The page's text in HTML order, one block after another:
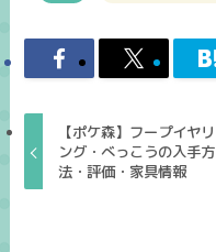
【ポケ森】フープイヤリ
ング・べっこうの入手方
法・評価・家具情報